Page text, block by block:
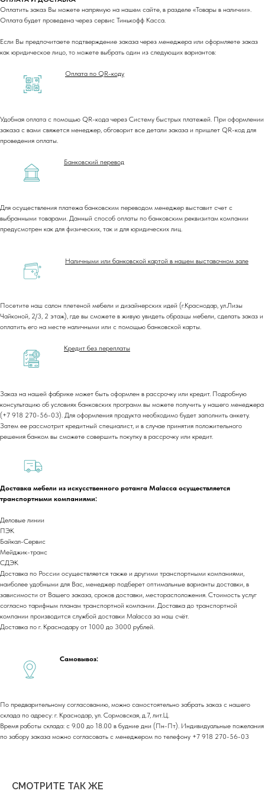
Оплатить заказ Вы можете напрямую на нашем сайте, в разделе «Товары в наличии».
Оплата будет проведена через сервис Тинькофф Касса.
Если Вы предпочитаете подтверждение заказа через менеджера или оформляете заказ
как юридическое лицо, то можете выбрать один из следующих вариантов:
Оплата по QR-коду
Удобная оплата с помощью QR-кода через Систему быстрых платежей. При оформлении
заказа с вами свяжется менеджер, обговорит все детали заказа и пришлет QR-код для
проведения оплаты.
Банковский перевод
Для осуществления платежа банковским переводом менеджер выставит счет с
выбранными товарами. Данный способ оплаты по банковским реквизитам компании
предусмотрен как для физических, так и для юридических лиц.
Наличными или банковской картой в нашем выставочном зале
Посетите наш салон плетеной мебели и дизайнерских идей (г.Краснодар, ул.Лизы
Чайконой, 2/3, 2 этаж), где вы сможете в живую увидеть образцы мебели, сделать заказ и
оплатить его на месте наличными или с помощью банковской карты.
Кредит без переплаты
Заказ на нашей фабрике может быть оформлен в рассрочку или кредит. Подробную
консультацию об условиях банковских программ вы можете получить у нашего менеджера
(+7 918 270-56-03). Для оформления продукта необходимо будет заполнить анкету.
Затем ее рассмотрит кредитный специалист, и в случае принятия положительного
решения банком вы сможете совершить покупку в рассрочку или кредит.
Доставка мебели из искусственного ротанга Malacca осуществляется
транспортными компаниями:
Деловые линии
ПЭК
Байкал-Сервис
Мейджик-транс
СДЭК
Доставка по России осуществляется также и другими транспортными компаниями,
наиболее удобными для Вас, менеджер подберет оптимальные варианты доставки, в
зависимости от Вашего заказа, сроков доставки, месторасположения. Стоимость услуг
согласно тарифным планам транспортной компании. Доставка до транспортной
компании производится службой доставки Malacca за наш счёт.
Доставка по г. Краснодару от 1000 до 3000 рублей.
Самовывоз:
По предварительному согласованию, можно самостоятельно забрать заказ с нашего
склада по адресу: г. Краснодар, ул. Сормовская, д.7, лит.Ц.
Время работы склада: с 9.00 до 18.00 в будние дни (Пн-Пт). Индивидуальные пожелания
по забору заказа можно согласовать с менеджером по телефону +7 918 270-56-03
СМОТРИТЕ ТАК ЖЕ
О компании
Cогласие на обработку персональных данных
ООО «Малакка
Гостеприимство»
office@malacca.ru
ИНН 2312318794
Портфолио
Юридический адрес:
350059, г.Краснодар, ул.Уральская, д.22
+7 (918) 270-56-03
г. Москва,пр-т. Мира 211,
Сотрудничество
Блог